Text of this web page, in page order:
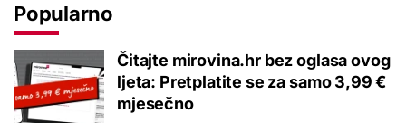
Popularno
Čitajte mirovina.hr bez oglasa ovog
ljeta: Pretplatite se za samo 3,99 €
mjesečno